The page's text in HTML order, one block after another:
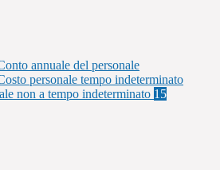
annuale del personale
personale tempo indeterminato
non a tempo indeterminato 15